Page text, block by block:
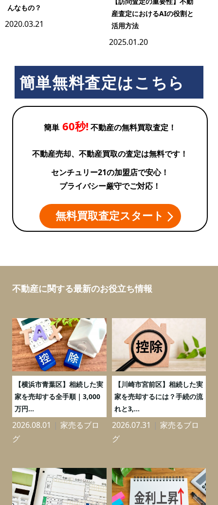
んなもの？
2020.03.21
産査定におけるAIの役割と
活用方法
2025.01.20
簡単無料査定はこちら
簡単 60秒! 不動産の無料買取査定！
不動産売却、不動産買取の査定は無料です！
センチュリー21の加盟店で安心！
プライバシー厳守でご対応！
無料買取査定スタート
不動産に関する最新のお役立ち情報
【横浜市青葉区】相続した実
家を売却する全手順｜3,000
万円...
2026.08.01
家売るブロ
グ
【川崎市宮前区】相続した実
家を売却するには？手続の流
れと3,...
2026.07.31
家売るブロ
グ